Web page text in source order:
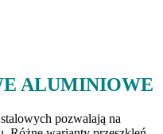
ALUMINIOWE
pozwalają na